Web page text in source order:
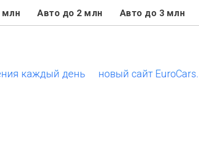
млн Авто до 2 млн Авто до 3 млн
день новый сайт EuroCars.su •